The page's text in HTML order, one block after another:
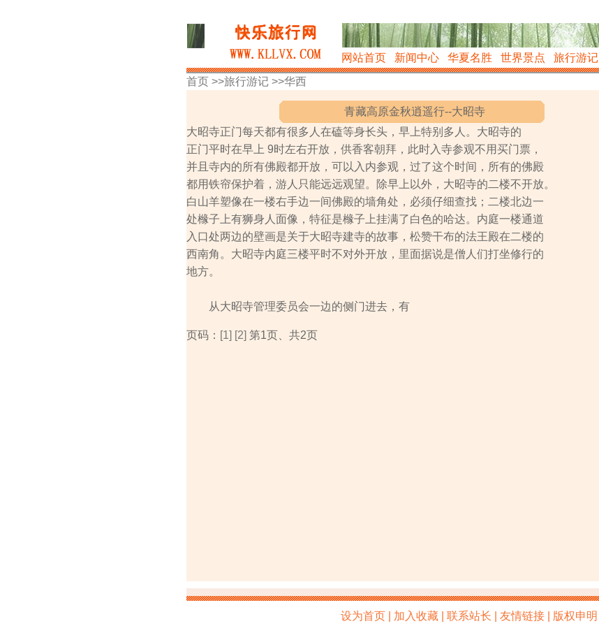
网站首页 新闻中心 华夏名胜 世界景点 旅行游记
首页 >>旅行游记 >>华西
青藏高原金秋逍遥行--大昭寺
大昭寺正门每天都有很多人在磕等身长头，早上特别多人。大昭寺的
正门平时在早上 9时左右开放，供香客朝拜，此时入寺参观不用买门票，
并且寺内的所有佛殿都开放，可以入内参观，过了这个时间，所有的佛殿
都用铁帘保护着，游人只能远远观望。除早上以外，大昭寺的二楼不开放。
白山羊塑像在一楼右手边一间佛殿的墙角处，必须仔细查找；二楼北边一
处橼子上有狮身人面像，特征是橼子上挂满了白色的哈达。内庭一楼通道
入口处两边的壁画是关于大昭寺建寺的故事，松赞干布的法王殿在二楼的
西南角。大昭寺内庭三楼平时不对外开放，里面据说是僧人们打坐修行的
地方。
从大昭寺管理委员会一边的侧门进去，有
页码： [1] [2] 第1页、共2页
设为首页 | 加入收藏 | 联系站长 | 友情链接 | 版权申明